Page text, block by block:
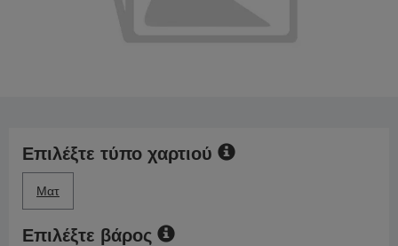
Επιλέξτε τύπο χαρτιού
Ματ
Επιλέξτε βάρος